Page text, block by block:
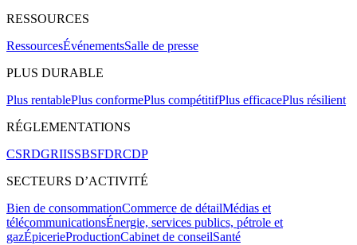
RESSOURCES
RessourcesÉvénementsSalle de presse
PLUS DURABLE
Plus rentablePlus conformePlus compétitifPlus efficacePlus résilient
RÉGLEMENTATIONS
CSRDGRIISSBSFDRCDP
SECTEURS D’ACTIVITÉ
Bien de consommationCommerce de détailMédias et
télécommunicationsÉnergie, services publics, pétrole et
gazÉpicerieProductionCabinet de conseilSanté